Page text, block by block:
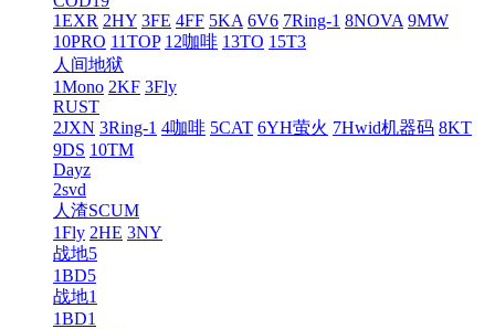
1EXR 2HY 3FE 4FF 5KA 6V6 7Ring-1 8NOVA 9MW
10PRO 11TOP 12咖啡 13TO 15T3
人间地狱
1Mono 2KF 3Fly
RUST
2JXN 3Ring-1 4咖啡 5CAT 6YH萤火 7Hwid机器码 8KT
9DS 10TM
Dayz
2svd
人渣SCUM
1Fly 2HE 3NY
战地5
1BD5
战地1
1BD1